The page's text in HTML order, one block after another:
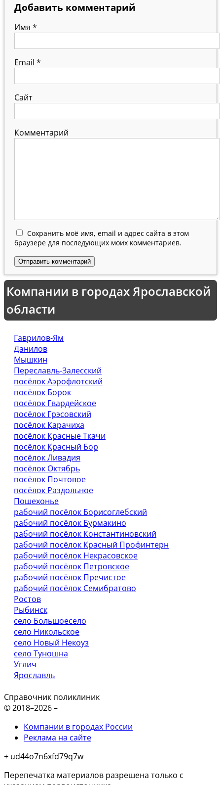
Добавить комментарий
Имя *
Email *
Сайт
Комментарий
Сохранить моё имя, email и адрес сайта в этом
браузере для последующих моих комментариев.
Компании в городах Ярославской
области
Гаврилов-Ям
Данилов
Мышкин
Переславль-Залесский
посёлок Аэрофлотский
посёлок Борок
посёлок Гвардейское
посёлок Грэсовский
посёлок Карачиха
посёлок Красные Ткачи
посёлок Красный Бор
посёлок Ливадия
посёлок Октябрь
посёлок Почтовое
посёлок Раздольное
Пошехонье
рабочий посёлок Борисоглебский
рабочий посёлок Бурмакино
рабочий посёлок Константиновский
рабочий посёлок Красный Профинтерн
рабочий посёлок Некрасовское
рабочий посёлок Петровское
рабочий посёлок Пречистое
рабочий посёлок Семибратово
Ростов
Рыбинск
село Большоесело
село Никольское
село Новый Некоуз
село Туношна
Углич
Ярославль
Справочник поликлиник
© 2018–2026 –
Компании в городах России
Реклама на сайте
+ ud44o7n6xfd79q7w
Перепечатка материалов разрешена только с